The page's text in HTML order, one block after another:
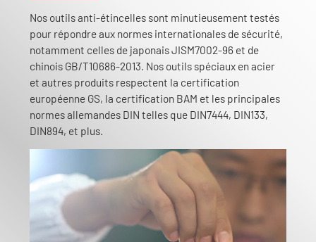
Nos outils anti-étincelles sont minutieusement testés
pour répondre aux normes internationales de sécurité,
notamment celles de japonais JISM7002-96 et de
chinois GB/T10686-2013. Nos outils spéciaux en acier
et autres produits respectent la certification
européenne GS, la certification BAM et les principales
normes allemandes DIN telles que DIN7444, DIN133,
DIN894, et plus.